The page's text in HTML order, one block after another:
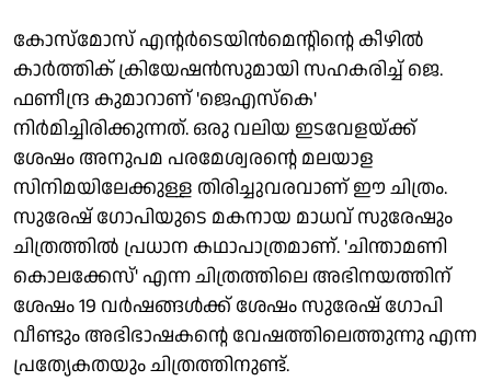
കോസ്‌മോസ് എന്റര്‍ടെയിന്‍മെന്റിന്റെ കീഴില്‍
കാര്‍ത്തിക് ക്രിയേഷന്‍സുമായി സഹകരിച്ച് ജെ.
ഫണീന്ദ്ര കുമാറാണ് 'ജെഎസ്‌കെ'
നിര്‍മിച്ചിരിക്കുന്നത്. ഒരു വലിയ ഇടവേളയ്ക്ക്
ശേഷം അനുപമ പരമേശ്വരന്റെ മലയാള
സിനിമയിലേക്കുള്ള തിരിച്ചുവരവാണ് ഈ ചിത്രം.
സുരേഷ് ഗോപിയുടെ മകനായ മാധവ് സുരേഷും
ചിത്രത്തില്‍ പ്രധാന കഥാപാത്രമാണ്. 'ചിന്താമണി
കൊലക്കേസ്' എന്ന ചിത്രത്തിലെ അഭിനയത്തിന്
ശേഷം 19 വര്‍ഷങ്ങള്‍ക്ക് ശേഷം സുരേഷ് ഗോപി
വീണ്ടും അഭിഭാഷകന്റെ വേഷത്തിലെത്തുന്നു എന്ന
പ്രത്യേകതയും ചിത്രത്തിനുണ്ട്.